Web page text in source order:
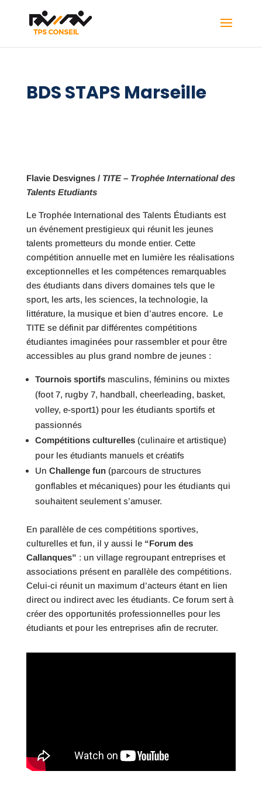
BDS STAPS Marseille
Flavie Desvignes / TITE – Trophée International des
Talents Etudiants
Le Trophée International des Talents Étudiants est
un événement prestigieux qui réunit les jeunes
talents prometteurs du monde entier. Cette
compétition annuelle met en lumière les réalisations
exceptionnelles et les compétences remarquables
des étudiants dans divers domaines tels que le
sport, les arts, les sciences, la technologie, la
littérature, la musique et bien d’autres encore. Le
TITE se définit par différentes compétitions
étudiantes imaginées pour rassembler et pour être
accessibles au plus grand nombre de jeunes :
Tournois sportifsmasculins, féminins ou mixtes
(foot 7, rugby 7, handball, cheerleading, basket,
volley, e-sport1) pour les étudiants sportifs et
passionnés
Compétitions culturelles(culinaire et artistique)
pour les étudiants manuels et créatifs
Un Challenge fun(parcours de structures
gonflables et mécaniques) pour les étudiants qui
souhaitent seulement s’amuser.
En parallèle de ces compétitions sportives,
culturelles et fun, il y aussi le “Forum des
Callanques” : un village regroupant entreprises et
associations présent en parallèle des compétitions.
Celui-ci réunit un maximum d’acteurs étant en lien
direct ou indirect avec les étudiants. Ce forum sert à
créer des opportunités professionnelles pour les
étudiants et pour les entreprises afin de recruter.